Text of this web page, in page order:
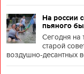
На россии
пьяного
Сегодня на
старой
воздушно-десантных